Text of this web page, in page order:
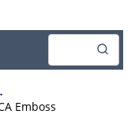
Emboss